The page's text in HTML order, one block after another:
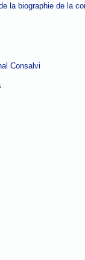
la biographie de la
Consalvi